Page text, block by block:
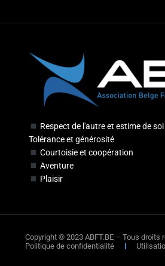
Respect de l'autre et estime de soi
Tolérance et générosité
Courtoisie et coopération
Aventure
Plaisir
Copyright © 2023 ABFT.BE – Tous droits
Politique de confidentialité